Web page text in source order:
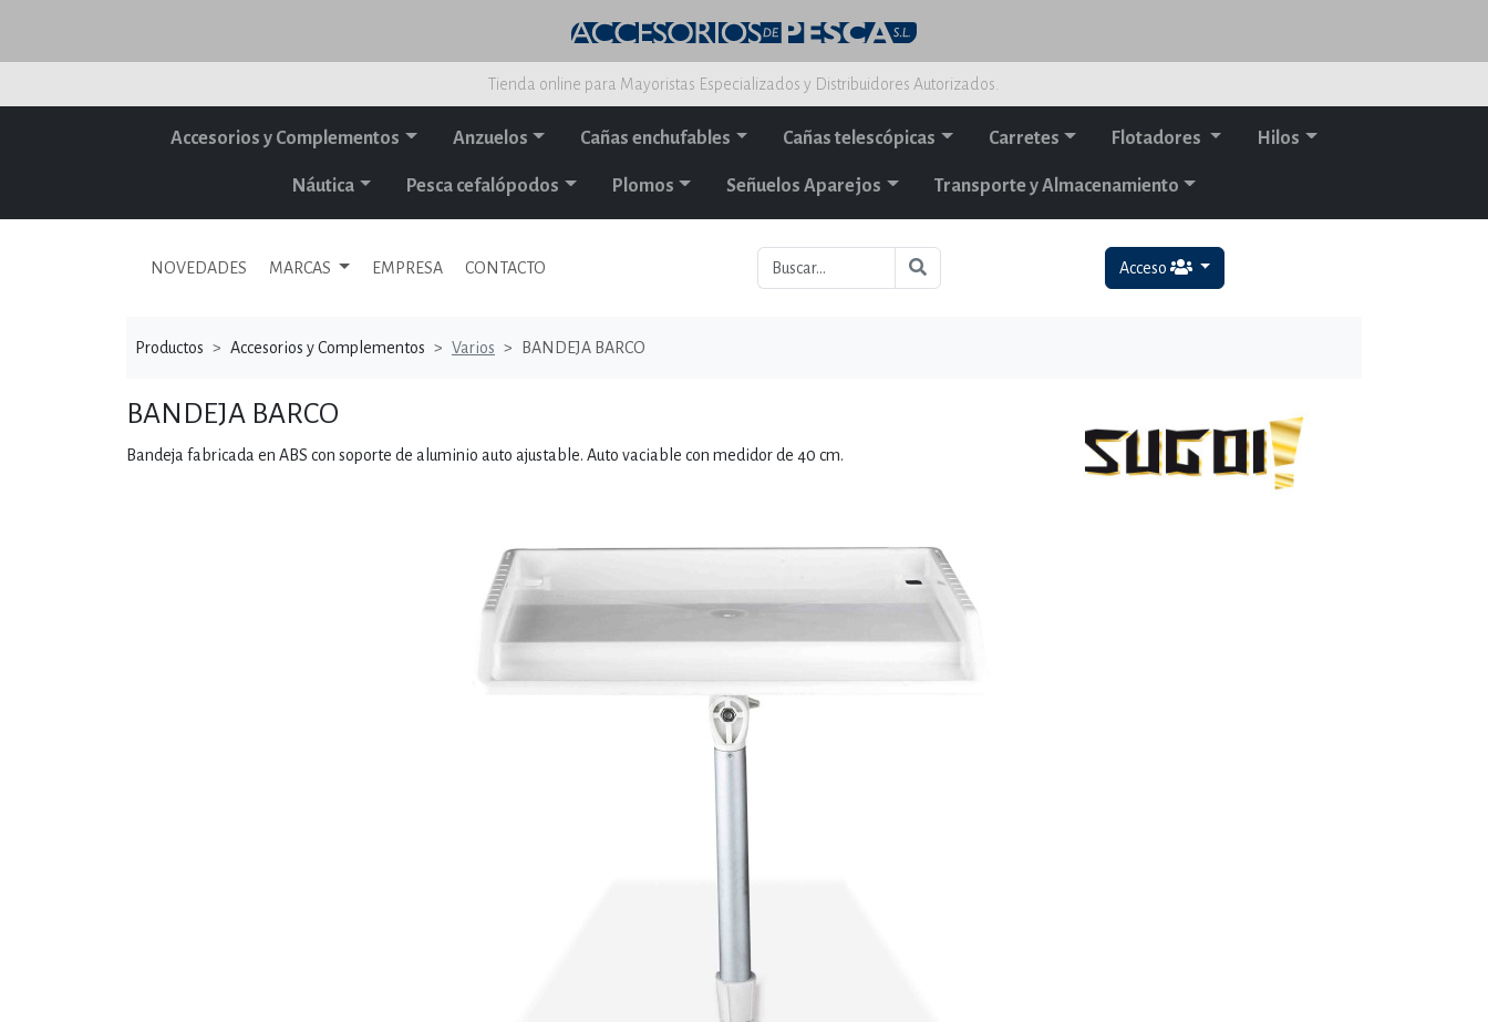
Tienda online para Mayoristas Especializados y Distribuidores Autorizados.
Accesorios y Complementos Anzuelos Cañas enchufables Cañas telescópicas Carretes Flotadores Hilos
Náutica Pesca cefalópodos Plomos Señuelos Aparejos Transporte y Almacenamiento
NOVEDADES MARCAS EMPRESA CONTACTO Acceso
Productos Accesorios y Complementos Varios BANDEJA BARCO
BANDEJA BARCO
Bandeja fabricada en ABS con soporte de aluminio auto ajustable. Auto vaciable con medidor de 40 cm.